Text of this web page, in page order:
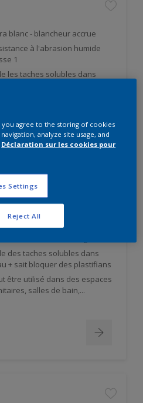
blanc - blancheur accrue
à l'abrasion humide
1
les taches solubles dans
à l'abrasion humide
des taches solubles dans
+ sait bloquer des plastifians
être utilisé dans des espaces
salles de bain,...
you agree to the storing of cookies
analyze site usage, and
Déclaration sur les cookies pour
Settings
Reject All